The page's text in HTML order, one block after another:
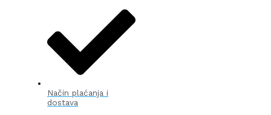
Način plaćanja i
dostava